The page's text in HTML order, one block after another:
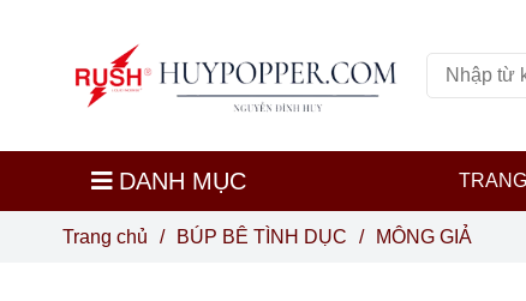
DANH MỤC
Trang chủ / BÚP BÊ TÌNH DỤC / MÔNG GIẢ